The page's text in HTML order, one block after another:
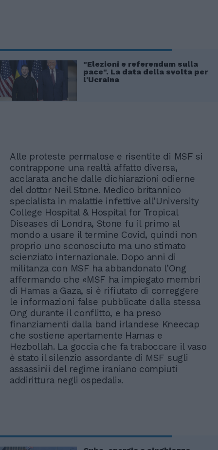
"Elezioni e referendum sulla
pace". La data della svolta per
l'Ucraina
Alle proteste permalose e risentite di MSF si
contrappone una realtà affatto diversa,
acclarata anche dalle dichiarazioni odierne
del dottor Neil Stone. Medico britannico
specialista in malattie infettive all’University
College Hospital & Hospital for Tropical
Diseases di Londra, Stone fu il primo al
mondo a usare il termine Covid, quindi non
proprio uno sconosciuto ma uno stimato
scienziato internazionale. Dopo anni di
militanza con MSF ha abbandonato l’Ong
affermando che «MSF ha impiegato membri
di Hamas a Gaza, si è rifiutato di correggere
le informazioni false pubblicate dalla stessa
Ong durante il conflitto, e ha preso
finanziamenti dalla band irlandese Kneecap
che sostiene apertamente Hamas e
Hezbollah. La goccia che fa traboccare il vaso
è stato il silenzio assordante di MSF sugli
assassinii del regime iraniano compiuti
addirittura negli ospedali».